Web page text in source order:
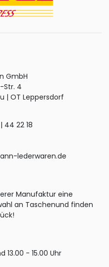
GmbH
4
OT Leppersdorf
22 18
lederwaren.de
Manufaktur eine
an Taschenund finden
- 15.00 Uhr